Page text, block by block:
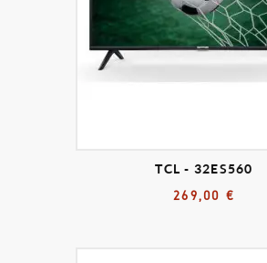
TCL - 32ES560
269,00 €